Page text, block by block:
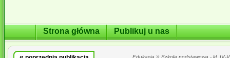
Strona główna Publikuj u nas
Edukacja » Szkoła podstawowa - kl. IV-